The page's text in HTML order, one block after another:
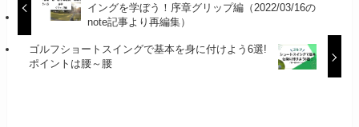
イングを学ぼう！序章グリップ編（2022/03/16の
note記事より再編集）
ゴルフショートスイングで基本を身に付けよう6選!
ポイントは腰～腰